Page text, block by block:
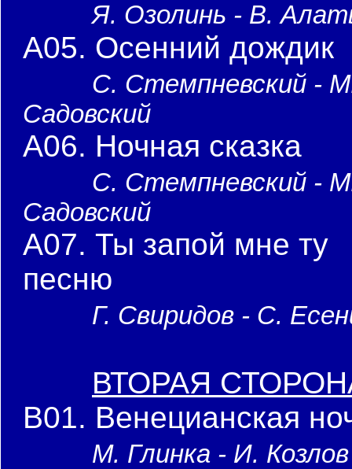
Я. Озолинь - В.
A05. Осенний дождик
С. Стемпневский -
Садовский
A06. Ночная сказка
С. Стемпневский -
Садовский
A07. Ты запой мне ту
песню
Г. Свиридов - С.
ВТОРАЯ
B01. Венецианская
М. Глинка - И. Козлов